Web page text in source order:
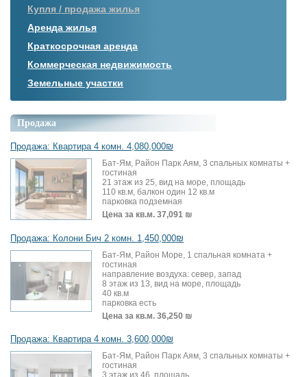
Купля / продажа жилья
Аренда жилья
Краткосрочная аренда
Коммерческая недвижимость
Земельные участки
Продажа
Продажа: Квартира 4 комн. 4,080,000₪
Бат-Ям, Район Парк Аям, 3 спальных комнаты +
гостиная
21 этаж из 25, вид на море, площадь
110 кв.м, балкон один 12 кв.м
парковка подземная
Цена за кв.м. 37,091 ₪
Продажа: Колони Бич 2 комн. 1,450,000₪
Бат-Ям, Район Море, 1 спальная комната +
гостиная
направление воздуха: север, запад
8 этаж из 13, вид на море, площадь
40 кв.м
парковка есть
Цена за кв.м. 36,250 ₪
Продажа: Квартира 4 комн. 3,600,000₪
Бат-Ям, Район Парк Аям, 3 спальных комнаты +
гостиная
3 этаж из 46, площадь